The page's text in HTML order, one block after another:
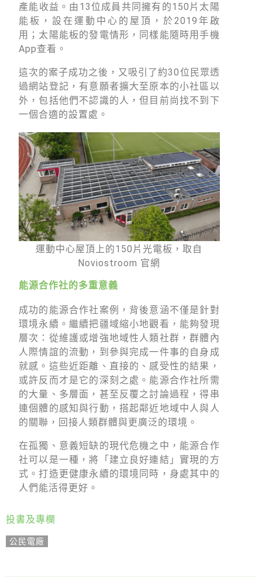
產能收益。由13位成員共同擁有的150片太陽
能板，設在運動中心的屋頂，於2019年啟
用；太陽能板的發電情形，同樣能隨時用手機
App查看。
這次的案子成功之後，又吸引了約30位民眾透
過網站登記，有意願者擴大至原本的小社區以
外，包括他們不認識的人，但目前尚找不到下
一個合適的設置處。
運動中心屋頂上的150片光電板，取自
Noviostroom 官網
能源合作社的多重意義
成功的能源合作社案例，背後意涵不僅是針對
環境永續。繼續把疆域縮小地觀看，能夠發現
層次：從維護或增強地域性人類社群，群體內
人際情誼的流動，到參與完成一件事的自身成
就感。這些近距離、直接的、感受性的結果，
或許反而才是它的深刻之處。能源合作社所需
的大量、多層面，甚至反覆之討論過程，得串
連個體的感知與行動，搭起鄰近地域中人與人
的關聯，回接人類群體與更廣泛的環境。
在孤獨、意義短缺的現代危機之中，能源合作
社可以是一種，將「建立良好連結」實現的方
式。打造更健康永續的環境同時，身處其中的
人們能活得更好。
投書及專欄
公民電廠